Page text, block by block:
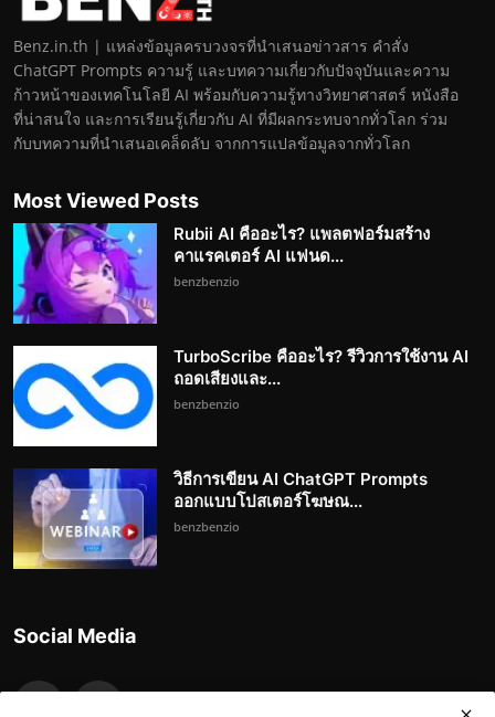
Benz.in.th | แหล่งข้อมูลครบวงจรที่นำเสนอข่าวสาร คำสั่ง
ChatGPT Prompts ความรู้ และบทความเกี่ยวกับปัจจุบันและความ
ก้าวหน้าของเทคโนโลยี AI พร้อมกับความรู้ทางวิทยาศาสตร์ หนังสือ
ที่น่าสนใจ และการเรียนรู้เกี่ยวกับ AI ที่มีผลกระทบจากทั่วโลก ร่วม
กับบทความที่นำเสนอเคล็ดลับ จากการแปลข้อมูลจากทั่วโลก
Most Viewed Posts
Rubii AI คืออะไร? แพลตฟอร์มสร้าง
คาแรคเตอร์ AI แฟนด...
benzbenzio
TurboScribe คืออะไร? รีวิวการใช้งาน AI
ถอดเสียงและ...
benzbenzio
วิธีการเขียน AI ChatGPT Prompts
ออกแบบโปสเตอร์โฆษณ...
benzbenzio
Social Media